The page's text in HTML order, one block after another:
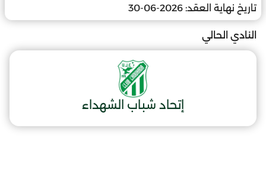
تاريخ نهاية العقد: 2026-06-30
النادي الحالي
إتحاد شباب الشهداء